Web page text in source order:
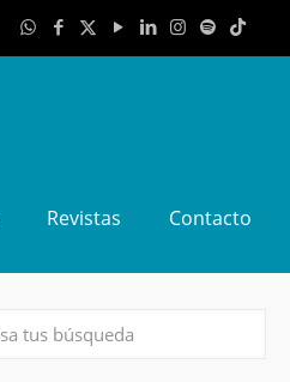
Revistas Contacto